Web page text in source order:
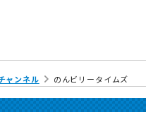
ャンネル のんビリータイムズ【